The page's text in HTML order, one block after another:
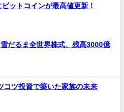
ットコインが最高値更新！
雪だるま全世界株式、残高3000億
コツ投資で築いた家族の未来